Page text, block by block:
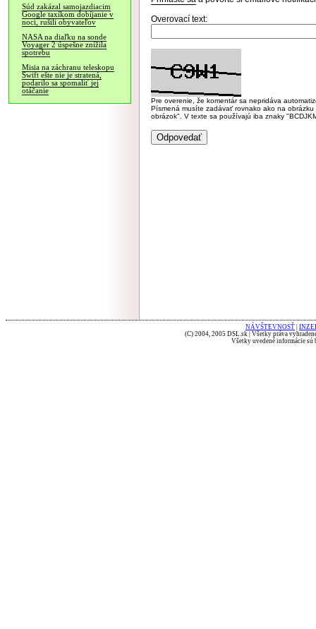
Súd zakázal samojazdiacim
Google taxíkom dobíjanie v
noci, rušili obyvateľov
NASA na diaľku na sonde
Voyager 2 úspešne znížila
spotrebu
Misia na záchranu teleskopu
Swift ešte nie je stratená,
podarilo sa spomaliť jej
otáčanie
Overovací text:
Pre overenie, že komentár sa nepridáva
Písmená musíte zadávať rovnako ako na
obrázok". V texte sa používajú iba znaky
NÁVŠTEVNOSŤ
(C) 2004, 2005 DSL.sk | Všetky práva
Všetky uvedené informácie sú